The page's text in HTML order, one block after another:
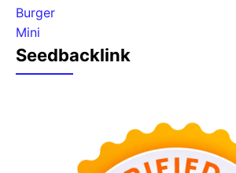
Seedbacklink